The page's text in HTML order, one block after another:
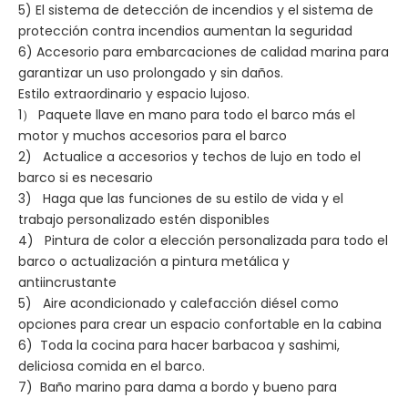
5) El sistema de detección de incendios y el sistema de
protección contra incendios aumentan la seguridad
6) Accesorio para embarcaciones de calidad marina para
garantizar un uso prolongado y sin daños.
Estilo extraordinario y espacio lujoso.
1） Paquete llave en mano para todo el barco más el
motor y muchos accesorios para el barco
2) Actualice a accesorios y techos de lujo en todo el
barco si es necesario
3) Haga que las funciones de su estilo de vida y el
trabajo personalizado estén disponibles
4) Pintura de color a elección personalizada para todo el
barco o actualización a pintura metálica y
antiincrustante
5) Aire acondicionado y calefacción diésel como
opciones para crear un espacio confortable en la cabina
6) Toda la cocina para hacer barbacoa y sashimi,
deliciosa comida en el barco.
7) Baño marino para dama a bordo y bueno para